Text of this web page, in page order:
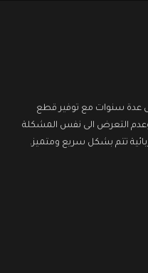
عدة سنوات مع توفير قطع
وعدم التعرض الى نفس المشكلة
تتم بشكل سريع ومتميز.